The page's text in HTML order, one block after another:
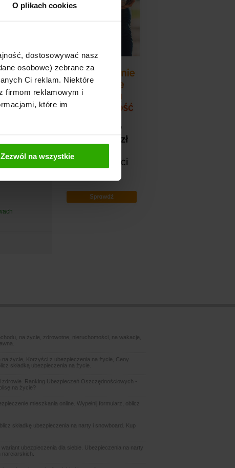
O plikach cookies
dostosowywać nasz
osobowe) zebrane za
Ci reklam. Niektóre
firmom reklamowym i
które im
Zezwól na wszystkie
na życie, zdrowotne, nieruchomości, na wakacje,
życie, Korzyści z ubezpieczenia na życie, Ceny
składką ubezpieczenia na życie.
Ranking Ubezpieczeń Oszczędnościowych -
na życie?
mieszkania online. Wypełnij formularz, oblicz
składkę ubezpieczenia na narty i snowboard. Kup
ubezpieczenia dla siebie. Ubezpieczenia na narty